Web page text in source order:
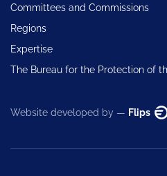
Committees and Commissions
Regions
Expertise
The Bureau for the Protection of
Website developed by — Flips